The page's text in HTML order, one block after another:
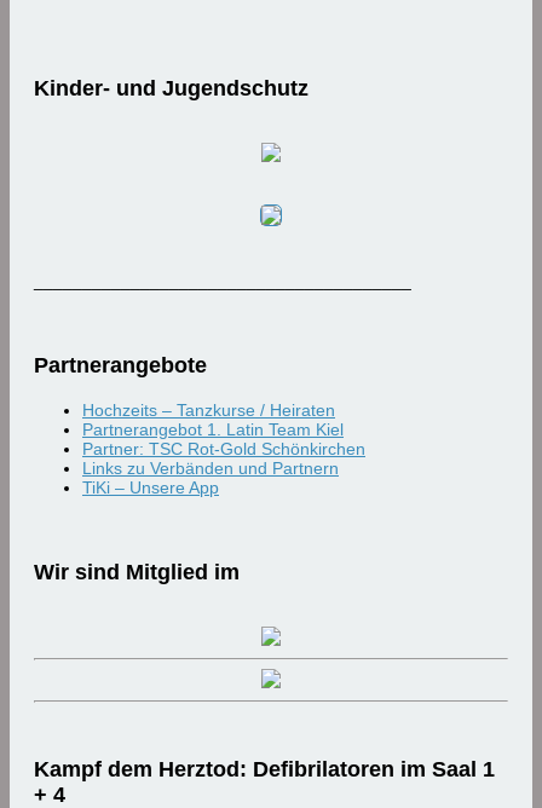
Kinder- und Jugendschutz
Partnerangebote
Hochzeits – Tanzkurse / Heiraten
Partnerangebot 1. Latin Team Kiel
Partner: TSC Rot-Gold Schönkirchen
Links zu Verbänden und Partnern
TiKi – Unsere App
Wir sind Mitglied im
Kampf dem Herztod: Defibrilatoren im Saal 1
+ 4